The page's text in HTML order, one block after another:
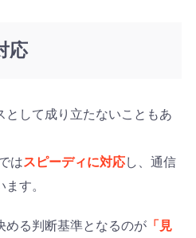
応
として成り立たないこともあ
はスピーディに対応し、通信
す。
める判断基準となるのが「見